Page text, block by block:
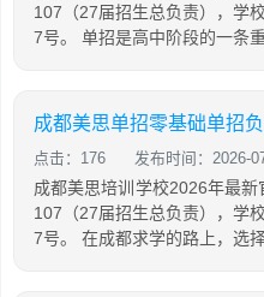
107（27届招生总负责），学
7号。 单招是高中阶段的一条
成都美思单招零基础单招
点击：176 发布时间：2026-
成都美思培训学校2026年最
107（27届招生总负责），学
7号。 在成都求学的路上，选